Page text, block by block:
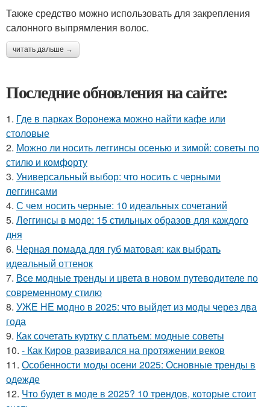
Также средство можно использовать для закрепления
салонного выпрямления волос.
читать дальше →
Последние обновления на сайте:
1. Где в парках Воронежа можно найти кафе или
столовые
2. Можно ли носить леггинсы осенью и зимой: советы по
стилю и комфорту
3. Универсальный выбор: что носить с черными
леггинсами
4. С чем носить черные: 10 идеальных сочетаний
5. Леггинсы в моде: 15 стильных образов для каждого
дня
6. Черная помада для губ матовая: как выбрать
идеальный оттенок
7. Все модные тренды и цвета в новом путеводителе по
современному стилю
8. УЖЕ НЕ модно в 2025: что выйдет из моды через два
года
9. Как сочетать куртку с платьем: модные советы
10. - Как Киров развивался на протяжении веков
11. Особенности моды осени 2025: Основные тренды в
одежде
12. Что будет в моде в 2025? 10 трендов, которые стоит